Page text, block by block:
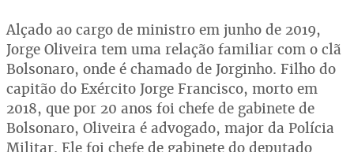
Alçado ao cargo de ministro em junho de 2019,
Jorge Oliveira tem uma relação familiar com o clã
Bolsonaro, onde é chamado de Jorginho. Filho do
capitão do Exército Jorge Francisco, morto em
2018, que por 20 anos foi chefe de gabinete de
Bolsonaro, Oliveira é advogado, major da Polícia
Militar. Ele foi chefe de gabinete do deputado